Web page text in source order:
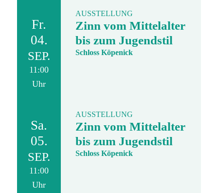
Fr.
04.
SEP.
11:00
Uhr
AUSSTELLUNG
Zinn vom Mittelalter
bis zum Jugendstil
Schloss Köpenick
Sa.
05.
SEP.
11:00
Uhr
AUSSTELLUNG
Zinn vom Mittelalter
bis zum Jugendstil
Schloss Köpenick